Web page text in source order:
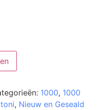
1000, 1000
, Nieuw en Geseald